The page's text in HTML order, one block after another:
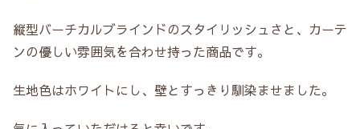
縦型バーチカルブラインドのスタイリッシュさと、カーテ
ンの優しい雰囲気を合わせ持った商品です。
生地色はホワイトにし、壁とすっきり馴染ませました。